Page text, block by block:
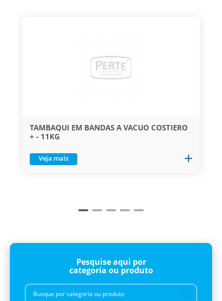
TAMBAQUI EM BANDAS A VACUO COSTIERO
+ - 11KG
Veja mais
Pesquise aqui por
categoria ou produto
Busque por categoria ou produto